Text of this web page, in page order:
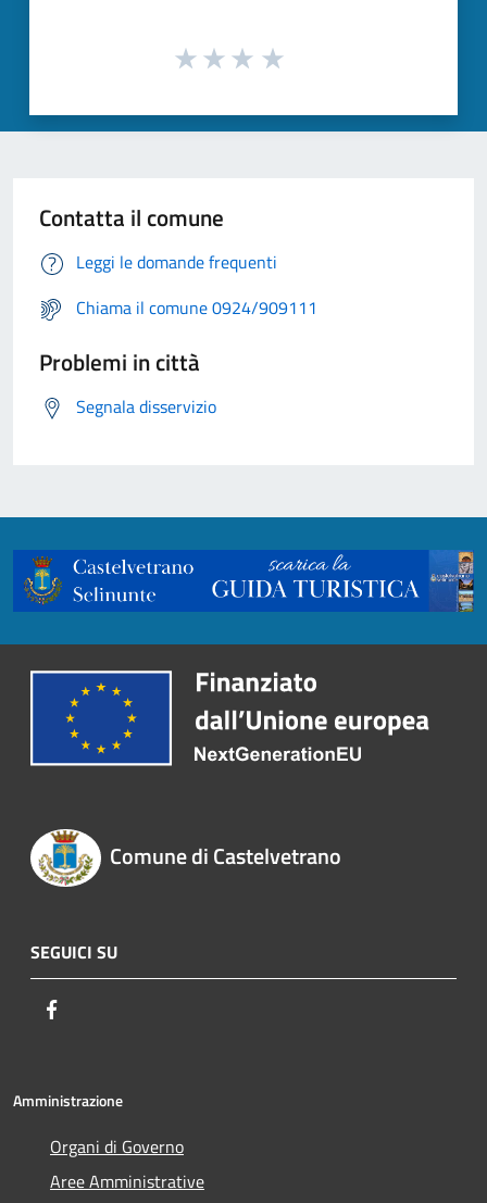
Contatta il comune
Leggi le domande frequenti
Chiama il comune 0924/909111
Problemi in città
Segnala disservizio
Comune di Castelvetrano
SEGUICI SU
Amministrazione
Organi di Governo
Aree Amministrative